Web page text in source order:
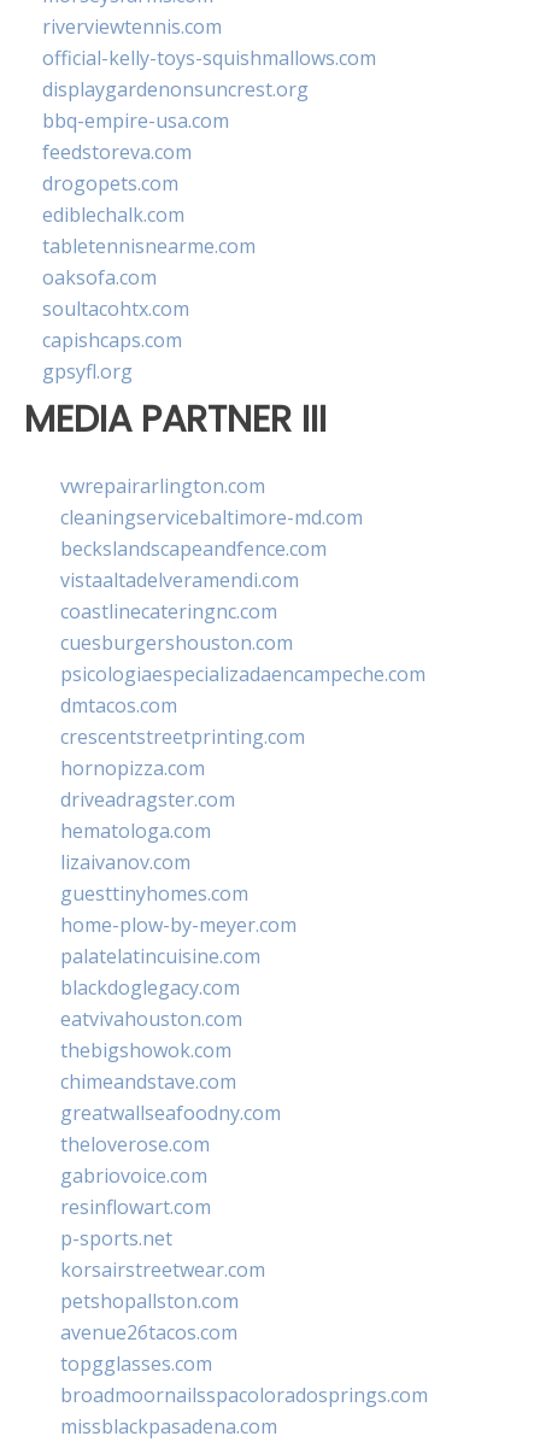
riverviewtennis.com
official-kelly-toys-squishmallows.com
displaygardenonsuncrest.org
bbq-empire-usa.com
feedstoreva.com
drogopets.com
ediblechalk.com
tabletennisnearme.com
oaksofa.com
soultacohtx.com
capishcaps.com
gpsyfl.org
MEDIA PARTNER III
vwrepairarlington.com
cleaningservicebaltimore-md.com
beckslandscapeandfence.com
vistaaltadelveramendi.com
coastlinecateringnc.com
cuesburgershouston.com
psicologiaespecializadaencampeche.com
dmtacos.com
crescentstreetprinting.com
hornopizza.com
driveadragster.com
hematologa.com
lizaivanov.com
guesttinyhomes.com
home-plow-by-meyer.com
palatelatincuisine.com
blackdoglegacy.com
eatvivahouston.com
thebigshowok.com
chimeandstave.com
greatwallseafoodny.com
theloverose.com
gabriovoice.com
resinflowart.com
p-sports.net
korsairstreetwear.com
petshopallston.com
avenue26tacos.com
topgglasses.com
broadmoornailsspacoloradosprings.com
missblackpasadena.com